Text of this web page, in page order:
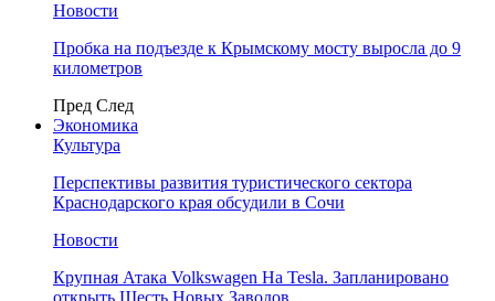
Новости
Пробка на подъезде к Крымскому мосту выросла до 9
километров
Пред След
Экономика
Культура
Перспективы развития туристического сектора
Краснодарского края обсудили в Сочи
Новости
Крупная Атака Volkswagen На Tesla. Запланировано
открыть Шесть Новых Заводов